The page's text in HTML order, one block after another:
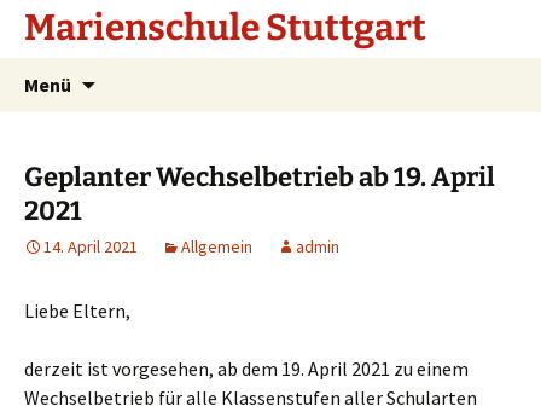
Marienschule Stuttgart
Menü
Geplanter Wechselbetrieb ab 19. April
2021
14. April 2021 Allgemein admin
Liebe Eltern,
derzeit ist vorgesehen, ab dem 19. April 2021 zu einem
Wechselbetrieb für alle Klassenstufen aller Schularten